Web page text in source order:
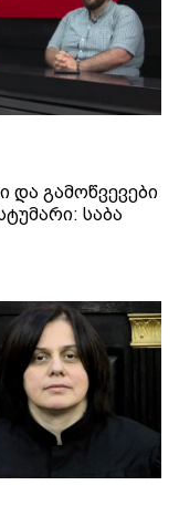
და გამოწვევები
საბა